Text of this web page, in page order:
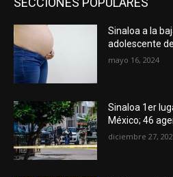
Sinaloa a la
adolescente
mayo 16, 2024
Sinaloa 1er
México; 46
diciembre 27,